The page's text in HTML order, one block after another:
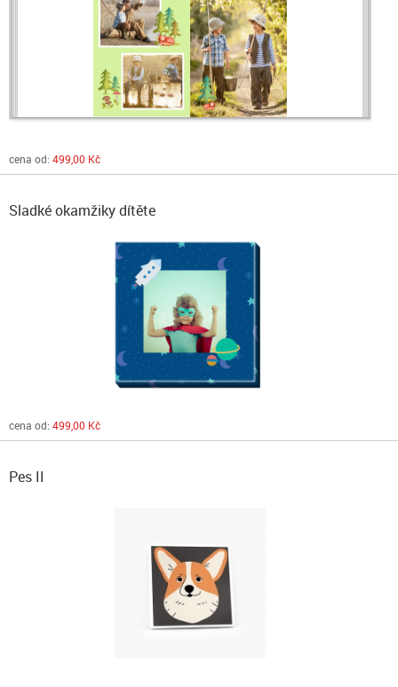
cena od: 499,00 Kč
Sladké okamžiky dítěte
cena od: 499,00 Kč
Pes II